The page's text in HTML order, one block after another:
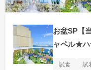
お盆SP【
ャペル★ハ
試食 試